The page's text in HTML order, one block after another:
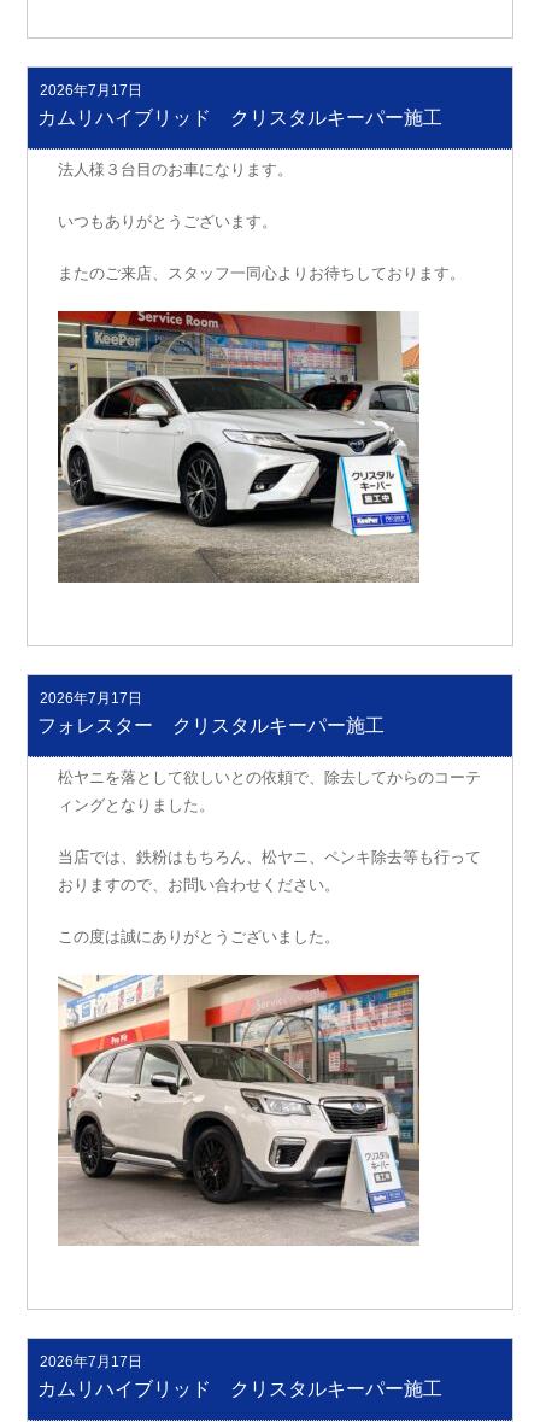
投
稿
2026年7月17日
カムリハイブリッド クリスタルキーパー施工
法人様３台目のお車になります。
いつもありがとうございます。
またのご来店、スタッフ一同心よりお待ちしております。
投
稿
2026年7月17日
フォレスター クリスタルキーパー施工
松ヤニを落として欲しいとの依頼で、除去してからのコーテ
ィングとなりました。
当店では、鉄粉はもちろん、松ヤニ、ペンキ除去等も行って
おりますので、お問い合わせください。
この度は誠にありがとうございました。
投
稿
2026年7月17日
カムリハイブリッド クリスタルキーパー施工